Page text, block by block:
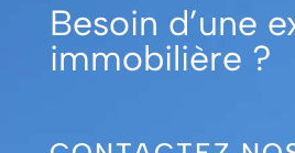
Besoin d’une
immobilière ?